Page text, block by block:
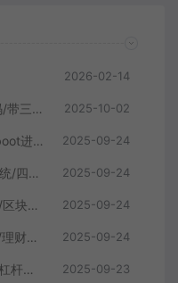
2026-02-14
亲测精品/海外理财源码/矿机源码/带三级裂变 2025-10-02
亲测精品/后端采用Java Springboot进行开发/前端手机跟代理vue开发 /系统全开源/带前端vue源码！ 2025-09-24
亲测精品/全新JAVA多语言秒U系统/四链质押生息/挖矿秒u系统 2025-09-24
亲测精品/二开版海外交易所系统/区块链交易所/质押挖矿/15国语言 2025-09-24
亲测精品/多语言java交易所系统/理财质押/永续期权/前端uianpp 2025-09-24
亲测精品/全新多语言交易所币币杠杆合约交易质押挖矿otc借贷区块链交易所 2025-09-23